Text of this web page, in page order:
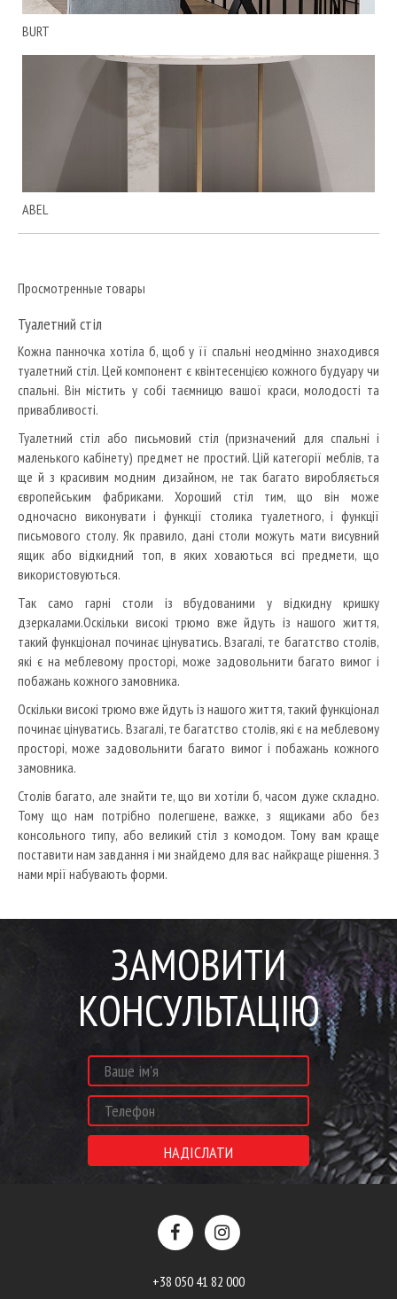
BURT
ABEL
Просмотренные товары
Туалетний стіл
Кожна панночка хотіла б, щоб у її спальні неодмінно знаходився
туалетний стіл. Цей компонент є квінтесенцією кожного будуару чи
спальні. Він містить у собі таємницю вашої краси, молодості та
привабливості.
Туалетний стіл або письмовий стіл (призначений для спальні і
маленького кабінету) предмет не простий. Цій категорії меблів, та
ще й з красивим модним дизайном, не так багато виробляється
європейським фабриками. Хороший стіл тим, що він може
одночасно виконувати і функції столика туалетного, і функції
письмового столу. Як правило, дані столи можуть мати висувний
ящик або відкидний топ, в яких ховаються всі предмети, що
використовуються.
Так само гарні столи із вбудованими у відкидну кришку
дзеркалами.Оскільки високі трюмо вже йдуть із нашого життя,
такий функціонал починає цінуватись. Взагалі, те багатство столів,
які є на меблевому просторі, може задовольнити багато вимог і
побажань кожного замовника.
Оскільки високі трюмо вже йдуть із нашого життя, такий функціонал
починає цінуватись. Взагалі, те багатство столів, які є на меблевому
просторі, може задовольнити багато вимог і побажань кожного
замовника.
Столів багато, але знайти те, що ви хотіли б, часом дуже складно.
Тому що нам потрібно полегшене, важке, з ящиками або без
консольного типу, або великий стіл з комодом. Тому вам краще
поставити нам завдання і ми знайдемо для вас найкраще рішення. З
нами мрії набувають форми.
ЗАМОВИТИ
КОНСУЛЬТАЦІЮ
+38 050 41 82 000